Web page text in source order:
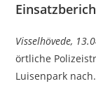
Visselhövede,
örtliche
Luisenpark